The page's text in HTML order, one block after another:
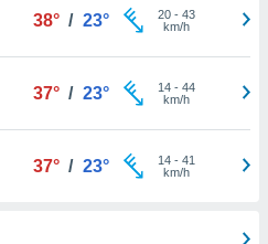
38° / 23° 20- 43
km/h
37° / 23° 14- 44
km/h
37° / 23° 14- 41
km/h